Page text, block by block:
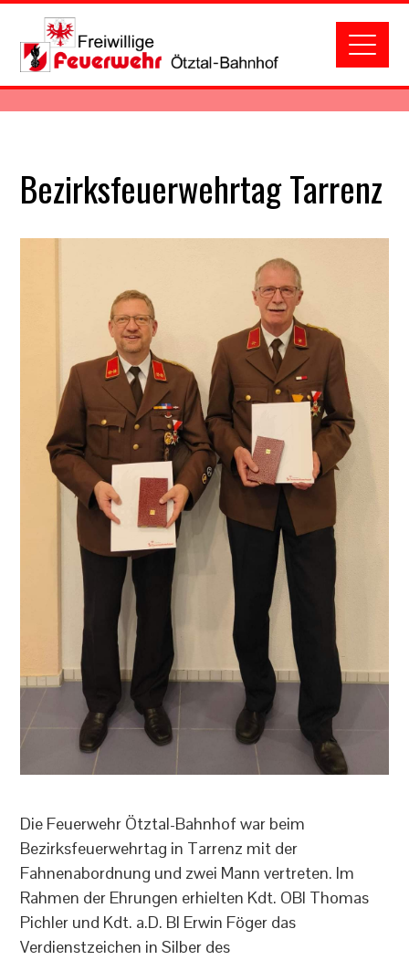
Bezirksfeuerwehrtag Tarrenz
Die Feuerwehr Ötztal-Bahnhof war beim
Bezirksfeuerwehrtag in Tarrenz mit der
Fahnenabordnung und zwei Mann vertreten. Im
Rahmen der Ehrungen erhielten Kdt. OBI Thomas
Pichler und Kdt. a.D. BI Erwin Föger das
Verdienstzeichen in Silber des